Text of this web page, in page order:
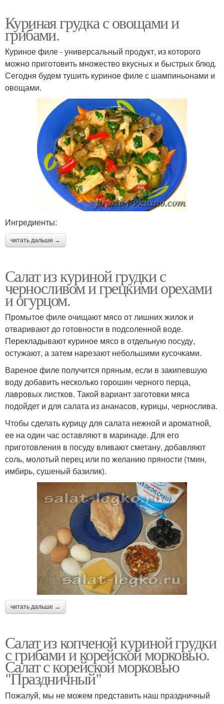
Куриная грудка с овощами и
грибами.
Куриное филе - универсальный продукт, из которого
можно приготовить множество вкусных и быстрых блюд.
Сегодня будем тушить куриное филе с шампиньонами и
овощами.
Ингредиенты:
читать дальше →
Салат из куриной грудки с
черносливом и грецкими орехами
и огурцом.
Промытое филе очищают мясо от лишних жилок и
отваривают до готовности в подсоленной воде.
Перекладывают куриное мясо в отдельную посуду,
остужают, а затем нарезают небольшими кусочками.
Вареное филе получится пряным, если в закипевшую
воду добавить несколько горошин черного перца,
лавровых листков. Такой вариант заготовки мяса
подойдет и для салата из ананасов, курицы, чернослива.
Чтобы сделать курицу для салата нежной и ароматной,
ее на один час оставляют в маринаде. Для его
приготовления в посуду вливают сметану, добавляют
соль, молотый перец или по желанию пряности (тмин,
имбирь, сушеный базилик).
читать дальше →
Салат из копченой куриной грудки
с грибами и корейской морковью.
Салат с корейской морковью
"Праздничный"
Пожалуй, мы не можем представить наш праздничный